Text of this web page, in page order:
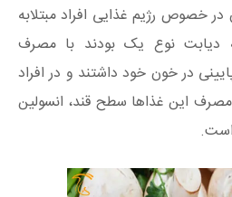
خصوص رژیم غذایی افراد مبتلابه
دیابت نوع یک بودند با مصرف
در خون خود داشتند و در افراد
نوع ۲ نیز با مصرف این غذاها سطح قند، انسولین
است.